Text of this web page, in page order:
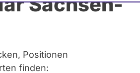
Positionen
finden: